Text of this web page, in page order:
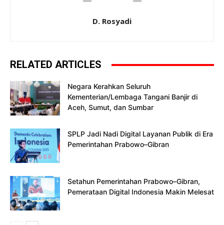
D. Rosyadi
RELATED ARTICLES
Negara Kerahkan Seluruh
Kementerian/Lembaga Tangani Banjir di
Aceh, Sumut, dan Sumbar
SPLP Jadi Nadi Digital Layanan Publik di Era
Pemerintahan Prabowo–Gibran
Setahun Pemerintahan Prabowo–Gibran,
Pemerataan Digital Indonesia Makin Melesat